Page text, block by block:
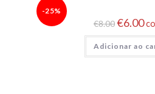
-25%
€8.00€6.00
Adicionar ao